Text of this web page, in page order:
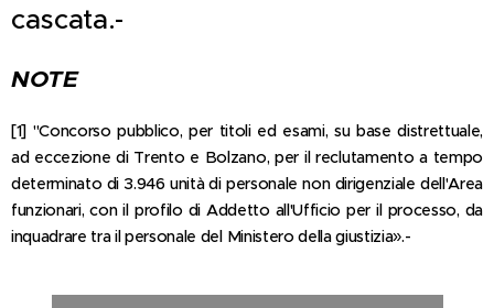
cascata.-
NOTE
[1] "Concorso pubblico, per titoli ed esami, su base distrettuale,
ad eccezione di Trento e Bolzano, per il reclutamento a tempo
determinato di 3.946 unità di personale non dirigenziale dell'Area
funzionari, con il profilo di Addetto all'Ufficio per il processo, da
inquadrare tra il personale del Ministero della giustizia».-